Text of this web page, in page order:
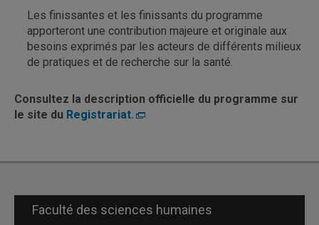
Les finissantes et les finissants du programme
apporteront une contribution majeure et originale aux
besoins exprimés par les acteurs de différents milieux
de pratiques et de recherche sur la santé.
Consultez la description officielle du programme sur
le site du Registrariat.
Faculté des sciences humaines